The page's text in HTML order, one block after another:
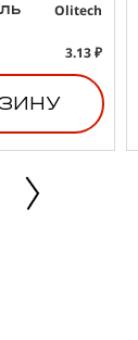
Olitech
3.13 ₽